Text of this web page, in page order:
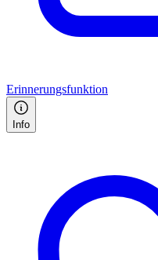
Erinnerungsfunktion
Info